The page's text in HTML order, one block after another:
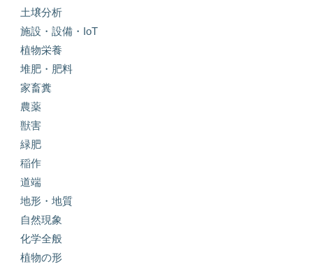
土壌分析
施設・設備・IoT
植物栄養
堆肥・肥料
家畜糞
農薬
獣害
緑肥
稲作
道端
地形・地質
自然現象
化学全般
植物の形